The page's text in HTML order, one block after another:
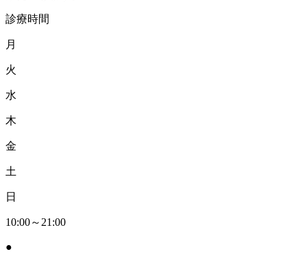
診療時間
月
火
水
木
金
土
日
10:00～21:00
●